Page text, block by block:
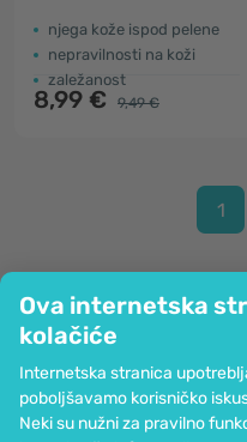
Ova internetska
kolačiće
Internetska stranica
poboljšavamo korisničko
Neki su nužni za pravilno
njega kože ispod pelene
nepravilnosti na koži
zaležanost
8,99 € 9,49 €
1
Informacije
Pridružite nam se